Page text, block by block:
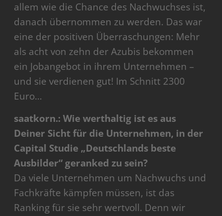
allem wie die Chance des Nachwuchses ist,
danach übernommen zu werden. Das war
eine der positiven Überraschungen: Mehr
als acht von zehn der Azubis bekommen
ein Jobangebot in ihrem Unternehmen –
und sie verdienen gut! Im Schnitt 2300
Euro…
saatkorn.: Wie werthaltig ist es aus
Deiner Sicht für die Unternehmen, in der
Capital Studie „Deutschlands beste
Ausbilder“ geranked zu sein?
Da viele Unternehmen um Nachwuchs und
Fachkräfte kämpfen müssen, ist das
Ranking für sie sehr wertvoll. Denn wir